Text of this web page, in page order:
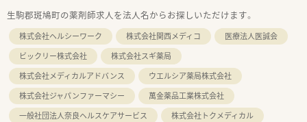
生駒郡斑鳩町の薬剤師求人を法人名からお探しいただけます。
株式会社ヘルシーワーク 株式会社関西メディコ
医療法人医誠会
ビックリー株式会社
株式会社スギ薬局
株式会社メディカルアドバンス
ウエルシア薬局株式会社
株式会社ジャパンファーマシー
萬金薬品工業株式会社
一般社団法人奈良ヘルスケアサービス
株式会社トクメディカル